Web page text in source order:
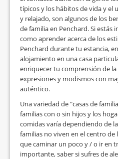
típicos y los hábitos de vida y el
y relajado, son algunos de los
de familia en Penchard. Si
como aprender acerca de los
Penchard durante tu estancia,
alojamiento en una casa
enriquecer tu comprensión de
expresiones y modismos con
auténtico.
Una variedad de "casas de
familias con o sin hijos y los
comidas varía dependiendo de
familias no viven en el centro
que caminar un poco y / o ir en
importante, saber si sufres de